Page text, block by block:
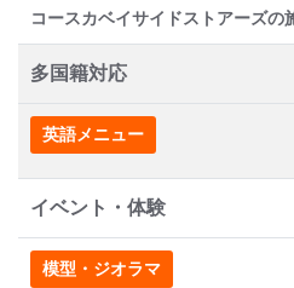
コースカベイサイドストアーズの
多国籍対応
英語メニュー
イベント・体験
模型・ジオラマ